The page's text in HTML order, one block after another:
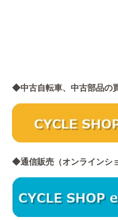
◆中古自転車、中古部品の
◆通信販売（オンラインシ